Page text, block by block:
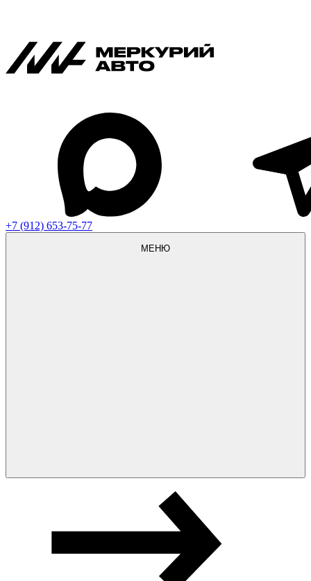
+7 (912) 653-75-77
МЕНЮ